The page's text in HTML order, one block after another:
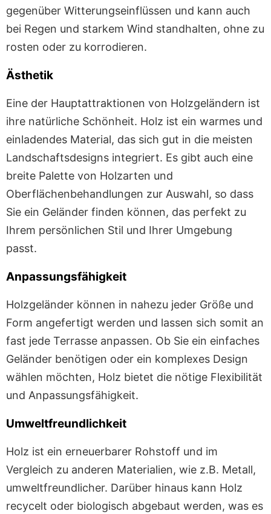
gegenüber Witterungseinflüssen und kann auch
bei Regen und starkem Wind standhalten, ohne zu
rosten oder zu korrodieren.
Ästhetik
Eine der Hauptattraktionen von Holzgeländern ist
ihre natürliche Schönheit. Holz ist ein warmes und
einladendes Material, das sich gut in die meisten
Landschaftsdesigns integriert. Es gibt auch eine
breite Palette von Holzarten und
Oberflächenbehandlungen zur Auswahl, so dass
Sie ein Geländer finden können, das perfekt zu
Ihrem persönlichen Stil und Ihrer Umgebung
passt.
Anpassungsfähigkeit
Holzgeländer können in nahezu jeder Größe und
Form angefertigt werden und lassen sich somit an
fast jede Terrasse anpassen. Ob Sie ein einfaches
Geländer benötigen oder ein komplexes Design
wählen möchten, Holz bietet die nötige Flexibilität
und Anpassungsfähigkeit.
Umweltfreundlichkeit
Holz ist ein erneuerbarer Rohstoff und im
Vergleich zu anderen Materialien, wie z.B. Metall,
umweltfreundlicher. Darüber hinaus kann Holz
recycelt oder biologisch abgebaut werden, was es